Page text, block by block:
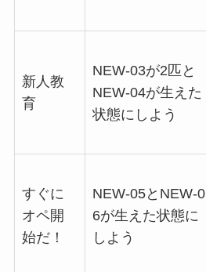
新人教
育
NEW-03が2匹と
NEW-04が生えた
状態にしよう
すぐに
オペ開
始だ！
NEW-05とNEW-0
6が生えた状態に
しよう